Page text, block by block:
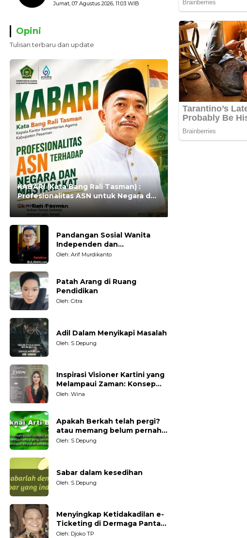
Masyarakat Bertanya ada
Jumat, 07 Agustus 2026, 11:03 WIB
Opini
Tulisan terbaru dan update
KABARI (Kata Bang Rali Tasman) :
Profesionalitas ASN untuk Negara dan
Masyarakat
Oleh:Rali Tasman
Pandangan Sosial Wanita
Independen dan
Karakteristiknya
Oleh: Arif Murdikanto
Patah Arang di Ruang
Pendidikan
Oleh: Citra
Adil Dalam Menyikapi Masalah
Oleh: S Depung
Inspirasi Visioner Kartini yang
Melampaui Zaman: Konsep
Kecakapan Hidup bagi
Oleh: Wina
Apakah Berkah telah pergi?
atau memang belum pernah
datang?
Oleh: S Depung
Sabar dalam kesedihan
Oleh: S Depung
Menyingkap Ketidakadilan e-
Ticketing di Dermaga Pantai
Kartini Jepara, terhadap
Oleh: Djoko TP